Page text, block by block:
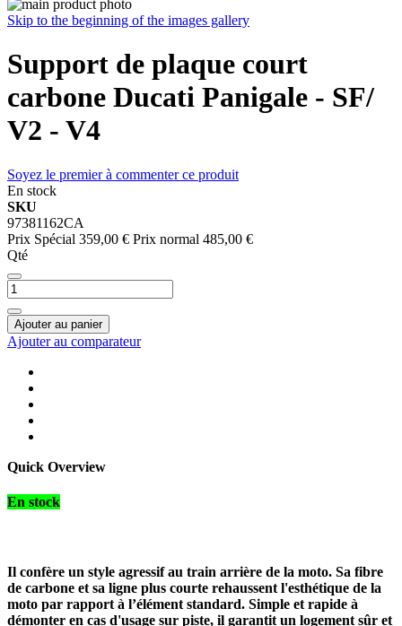
Skip to the beginning of the images gallery
Support de plaque court
carbone Ducati Panigale - SF/
V2 - V4
Soyez le premier à commenter ce produit
En stock
SKU
97381162CA
Prix Spécial 359,00 € Prix normal 485,00 €
Qté
Ajouter au panier
Ajouter au comparateur
Quick Overview
En stock
Il confère un style agressif au train arrière de la moto. Sa fibre
de carbone et sa ligne plus courte rehaussent l'esthétique de la
moto par rapport à l’élément standard. Simple et rapide à
démonter en cas d'usage sur piste, il garantit un logement sûr et